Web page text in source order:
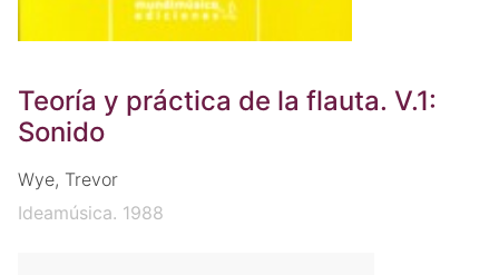
Teoría y práctica de la flauta. V.1:
Sonido
Wye, Trevor
Ideamúsica. 1988